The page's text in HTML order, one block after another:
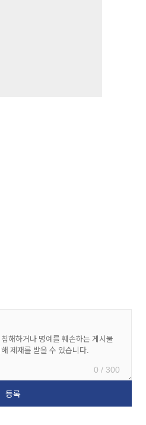
0 / 300